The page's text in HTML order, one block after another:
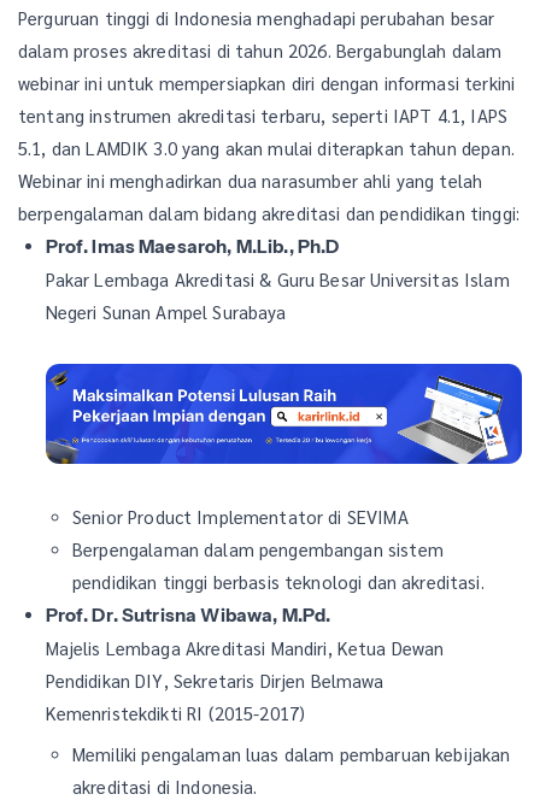
Perguruan tinggi di Indonesia menghadapi perubahan besar
dalam proses akreditasi di tahun 2026. Bergabunglah dalam
webinar ini untuk mempersiapkan diri dengan informasi terkini
tentang instrumen akreditasi terbaru, seperti IAPT 4.1, IAPS
5.1, dan LAMDIK 3.0 yang akan mulai diterapkan tahun depan.
Webinar ini menghadirkan dua narasumber ahli yang telah
berpengalaman dalam bidang akreditasi dan pendidikan tinggi:
Prof. Imas Maesaroh, M.Lib., Ph.D
Pakar Lembaga Akreditasi & Guru Besar Universitas Islam
Negeri Sunan Ampel Surabaya
Senior Product Implementator di SEVIMA
Berpengalaman dalam pengembangan sistem
pendidikan tinggi berbasis teknologi dan akreditasi.
Prof. Dr. Sutrisna Wibawa, M.Pd.
Majelis Lembaga Akreditasi Mandiri, Ketua Dewan
Pendidikan DIY, Sekretaris Dirjen Belmawa
Kemenristekdikti RI (2015-2017)
Memiliki pengalaman luas dalam pembaruan kebijakan
akreditasi di Indonesia.